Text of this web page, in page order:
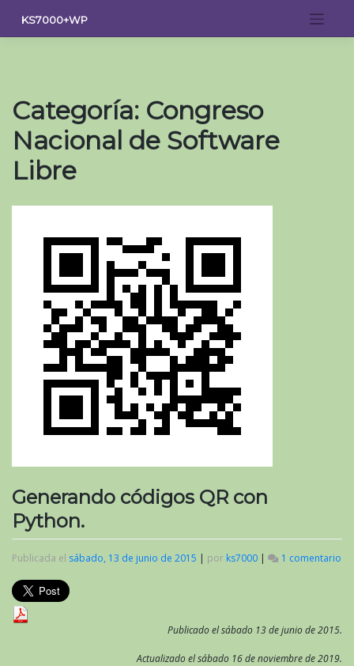
contenido
KS7000+WP
Categoría: Congreso
Nacional de Software
Libre
Generando códigos QR con
Python.
Publicada el sábado, 13 de junio de 2015 | por ks7000 | 1 comentario
Publicado el sábado 13 de junio de 2015.
Actualizado el sábado 16 de noviembre de 2019.